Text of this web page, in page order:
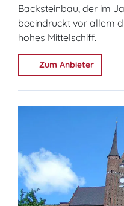
Backsteinbau, der im
beeindruckt vor allem
hohes Mittelschiff.
Zum Anbieter